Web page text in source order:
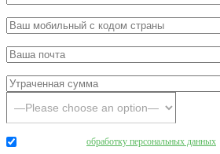
обработку персональных данных